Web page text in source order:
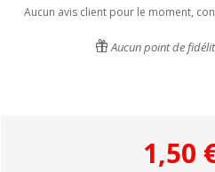
Aucun avis client pour le moment,
Aucun point de
1,50